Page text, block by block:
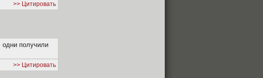
>> Цитировать
одни получили
>> Цитировать